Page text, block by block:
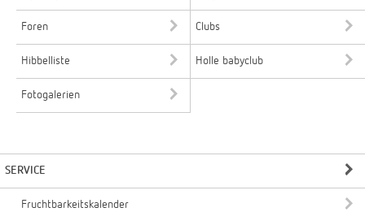
Foren Clubs
Hibbelliste Holle babyclub
Fotogalerien
SERVICE
Fruchtbarkeitskalender